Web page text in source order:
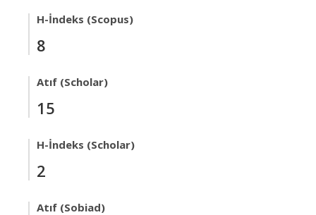
H-İndeks (Scopus)
8
Atıf (Scholar)
15
H-İndeks (Scholar)
2
Atıf (Sobiad)